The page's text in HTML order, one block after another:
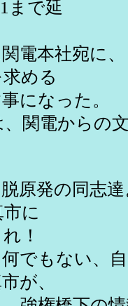
まで延
電本社宛に
める
なった。
からの文
原発の同志
に
！
もない、自
が、